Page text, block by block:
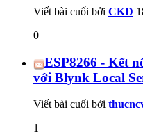
Viết bài cuối bởi CKD
0
ESP8266 - Kết
với Blynk Local
Viết bài cuối bởi
1